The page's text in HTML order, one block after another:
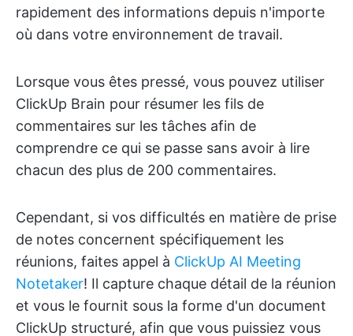
rapidement des informations depuis n'importe
où dans votre environnement de travail.
Lorsque vous êtes pressé, vous pouvez utiliser
ClickUp Brain pour résumer les fils de
commentaires sur les tâches afin de
comprendre ce qui se passe sans avoir à lire
chacun des plus de 200 commentaires.
Cependant, si vos difficultés en matière de prise
de notes concernent spécifiquement les
réunions, faites appel à ClickUp AI Meeting
Notetaker! Il capture chaque détail de la réunion
et vous le fournit sous la forme d'un document
ClickUp structuré, afin que vous puissiez vous